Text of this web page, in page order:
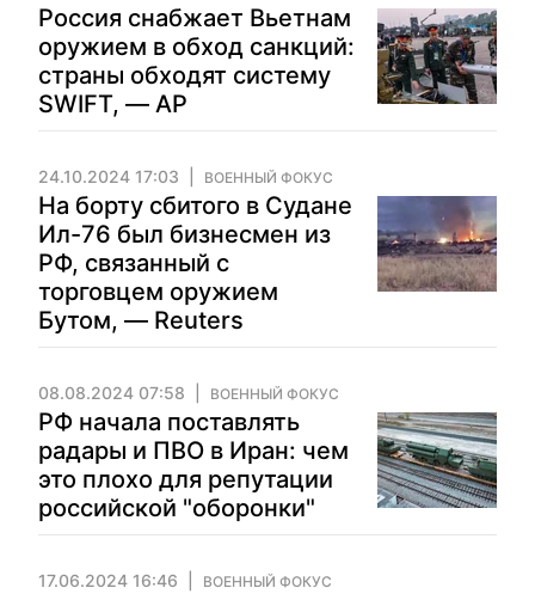
Россия снабжает Вьетнам
оружием в обход санкций:
страны обходят систему
SWIFT, — АР
24.10.2024 17:03 ВОЕННЫЙ ФОКУС
На борту сбитого в Судане
Ил-76 был бизнесмен из
РФ, связанный с
торговцем оружием
Бутом, — Reuters
08.08.2024 07:58 ВОЕННЫЙ ФОКУС
РФ начала поставлять
радары и ПВО в Иран: чем
это плохо для репутации
российской "оборонки"
17.06.2024 16:46 ВОЕННЫЙ ФОКУС